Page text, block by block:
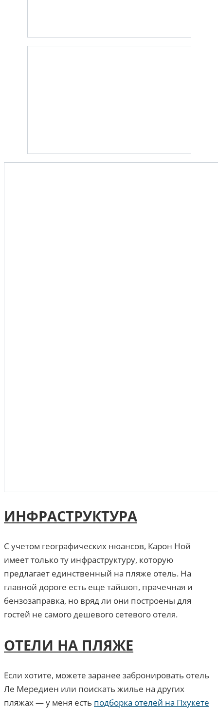
ИНФРАСТРУКТУРА
С учетом географических нюансов, Карон Ной
имеет только ту инфраструктуру, которую
предлагает единственный на пляже отель. На
главной дороге есть еще тайшоп, прачечная и
бензозаправка, но вряд ли они построены для
гостей не самого дешевого сетевого отеля.
ОТЕЛИ НА ПЛЯЖЕ
Если хотите, можете заранее забронировать отель
Ле Мередиен или поискать жилье на других
пляжах — у меня есть подборка отелей на Пхукете